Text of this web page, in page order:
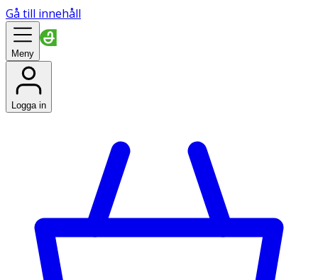
Gå till innehåll
Meny
Logga in